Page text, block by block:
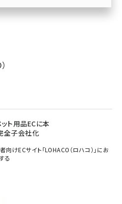
ット用品ECに本
全子会社化
けECサイト「LOHACO（ロハコ）」にお
る